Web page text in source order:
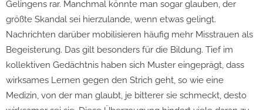
Gelingens rar. Manchmal könnte man sogar glauben, der
größte Skandal sei hierzulande, wenn etwas gelingt.
Nachrichten darüber mobilisieren häufig mehr Misstrauen als
Begeisterung. Das gilt besonders für die Bildung. Tief im
kollektiven Gedächtnis haben sich Muster eingeprägt, dass
wirksames Lernen gegen den Strich geht, so wie eine
Medizin, von der man glaubt, je bitterer sie schmeckt, desto